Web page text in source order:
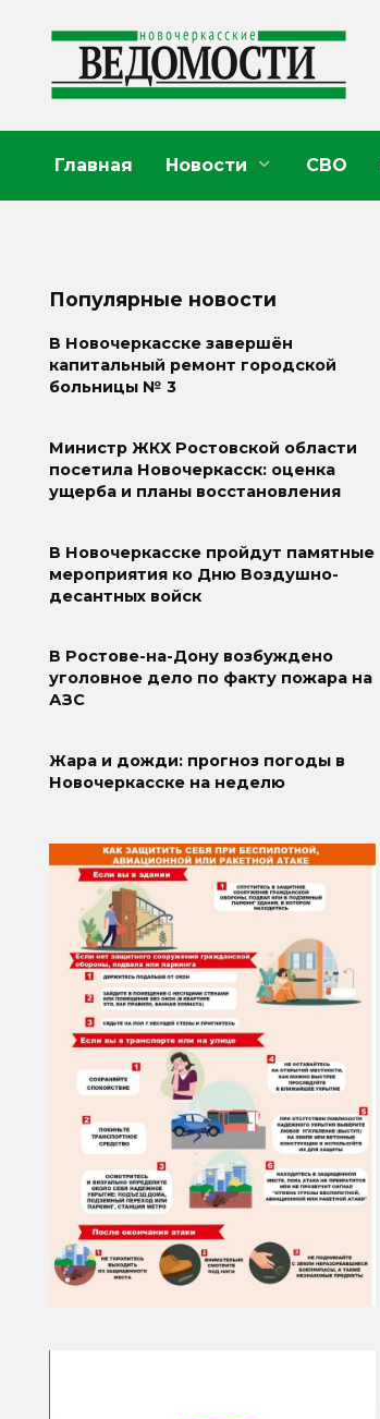
содержанию
Главная Новости СВО
Популярные новости
В Новочеркасске завершён
капитальный ремонт городской
больницы № 3
Министр ЖКХ Ростовской области
посетила Новочеркасск: оценка
ущерба и планы восстановления
В Новочеркасске пройдут памятные
мероприятия ко Дню Воздушно-
десантных войск
В Ростове-на-Дону возбуждено
уголовное дело по факту пожара на
АЗС
Жара и дожди: прогноз погоды в
Новочеркасске на неделю